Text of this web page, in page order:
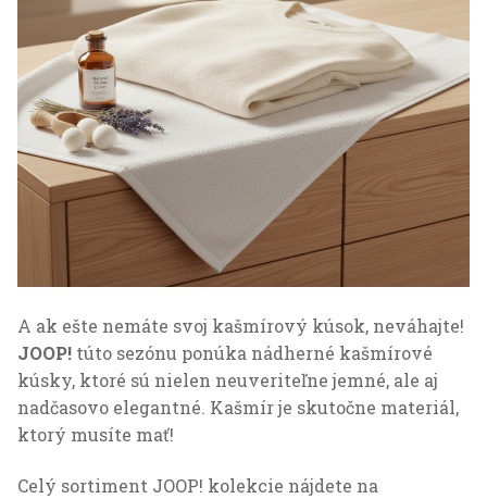
A ak ešte nemáte svoj kašmírový kúsok, neváhajte!
JOOP! túto sezónu ponúka nádherné kašmírové
kúsky, ktoré sú nielen neuveriteľne jemné, ale aj
nadčasovo elegantné. Kašmír je skutočne materiál,
ktorý musíte mať!
Celý sortiment JOOP! kolekcie nájdete na